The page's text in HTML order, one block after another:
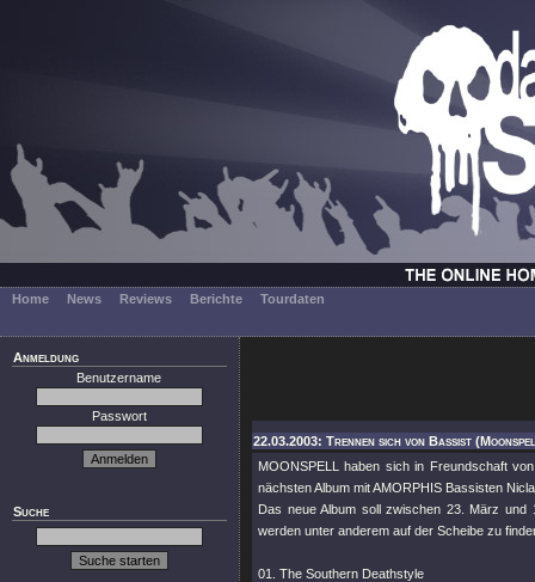
Home News Reviews Berichte Tourdaten
Anmeldung
Benutzername
Passwort
Suche
22.03.2003: Trennen sich von Bassist
MOONSPELL haben sich in Freundschaft
nächsten Album mit AMORPHIS Bassisten
Das neue Album soll zwischen 23. März und
werden unter anderem auf der Scheibe zu
01. The Southern Deathstyle